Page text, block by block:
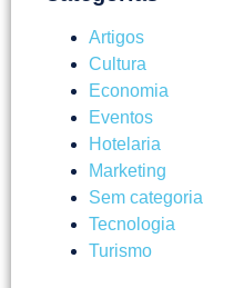
Artigos
Cultura
Economia
Eventos
Hotelaria
Marketing
Sem categoria
Tecnologia
Turismo